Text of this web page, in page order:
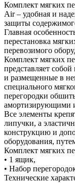
Комплект мягких
Air – удобная и
защиты
Главная
перестановка
перевозимого
Комплект мягких
представляет
и размещенные в
специального
перегородки
амортизирующими
Все элементы
липучки, а
конструкцию и
оборудования,
Комплект мягких
• 1 ящик,
• Набор
Технические